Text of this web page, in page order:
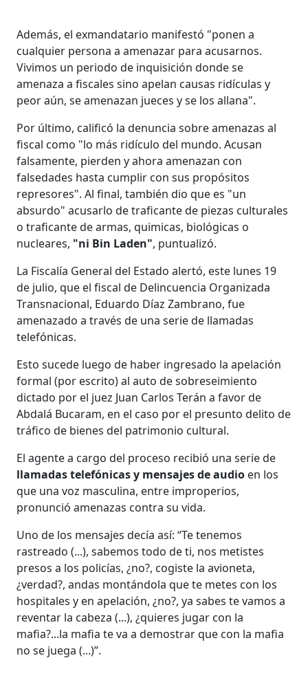
Además, el exmandatario manifestó "ponen a
cualquier persona a amenazar para acusarnos.
Vivimos un periodo de inquisición donde se
amenaza a fiscales sino apelan causas ridículas y
peor aún, se amenazan jueces y se los allana".
Por último, calificó la denuncia sobre amenazas al
fiscal como "lo más ridículo del mundo. Acusan
falsamente, pierden y ahora amenazan con
falsedades hasta cumplir con sus propósitos
represores". Al final, también dio que es "un
absurdo" acusarlo de traficante de piezas culturales
o traficante de armas, quimicas, biológicas o
nucleares, "ni Bin Laden", puntualizó.
La Fiscalía General del Estado alertó, este lunes 19
de julio, que el fiscal de Delincuencia Organizada
Transnacional, Eduardo Díaz Zambrano, fue
amenazado a través de una serie de llamadas
telefónicas.
Esto sucede luego de haber ingresado la apelación
formal (por escrito) al auto de sobreseimiento
dictado por el juez Juan Carlos Terán a favor de
Abdalá Bucaram, en el caso por el presunto delito de
tráfico de bienes del patrimonio cultural.
El agente a cargo del proceso recibió una serie de
llamadas telefónicas y mensajes de audio en los
que una voz masculina, entre improperios,
pronunció amenazas contra su vida.
Uno de los mensajes decía así: “Te tenemos
rastreado (...), sabemos todo de ti, nos metistes
presos a los policías, ¿no?, cogiste la avioneta,
¿verdad?, andas montándola que te metes con los
hospitales y en apelación, ¿no?, ya sabes te vamos a
reventar la cabeza (...), ¿quieres jugar con la
mafia?...la mafia te va a demostrar que con la mafia
no se juega (...)”.